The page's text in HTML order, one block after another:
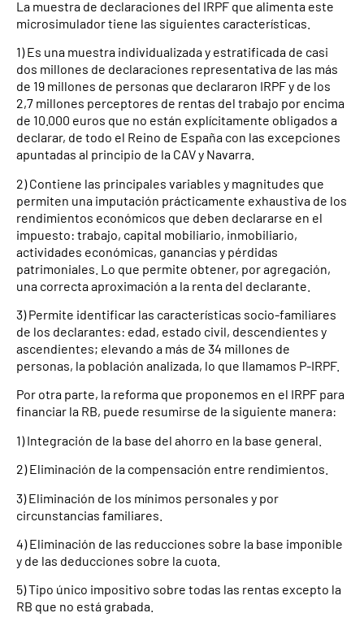
La muestra de declaraciones del IRPF que alimenta este
microsimulador tiene las siguientes características.
1) Es una muestra individualizada y estratificada de casi
dos millones de declaraciones representativa de las más
de 19 millones de personas que declararon IRPF y de los
2,7 millones perceptores de rentas del trabajo por encima
de 10.000 euros que no están explícitamente obligados a
declarar, de todo el Reino de España con las excepciones
apuntadas al principio de la CAV y Navarra.
2) Contiene las principales variables y magnitudes que
permiten una imputación prácticamente exhaustiva de los
rendimientos económicos que deben declararse en el
impuesto: trabajo, capital mobiliario, inmobiliario,
actividades económicas, ganancias y pérdidas
patrimoniales. Lo que permite obtener, por agregación,
una correcta aproximación a la renta del declarante.
3) Permite identificar las características socio-familiares
de los declarantes: edad, estado civil, descendientes y
ascendientes; elevando a más de 34 millones de
personas, la población analizada, lo que llamamos P-IRPF.
Por otra parte, la reforma que proponemos en el IRPF para
financiar la RB, puede resumirse de la siguiente manera:
1) Integración de la base del ahorro en la base general.
2) Eliminación de la compensación entre rendimientos.
3) Eliminación de los mínimos personales y por
circunstancias familiares.
4) Eliminación de las reducciones sobre la base imponible
y de las deducciones sobre la cuota.
5) Tipo único impositivo sobre todas las rentas excepto la
RB que no está grabada.